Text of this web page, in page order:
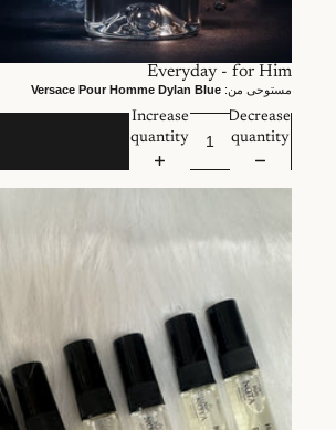
عرض
Everyday - for Him
مستوحى من: Versace Pour Homme Dylan Blue
Decrease
quantity
Increase
quantity